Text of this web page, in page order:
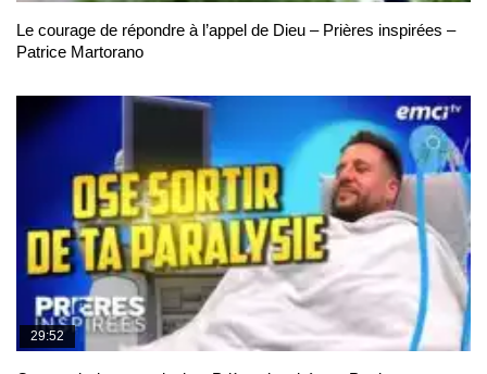
Le courage de répondre à l’appel de Dieu – Prières inspirées –
Patrice Martorano
29:52